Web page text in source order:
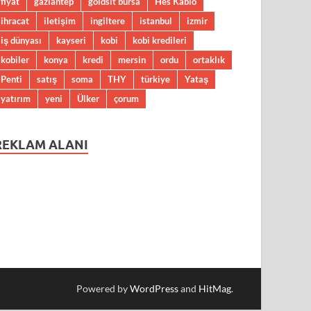
ihracat
iletişim ingiltere istanbul
izmir
iş dünyası
kayseri kobi
kobi kredileri
kobiler
konya kredi mersin ordu
ortaklık
Penti
satış soma THY türkiye
Yataş
yatırım
yeni Ülker çorum
ALANI
Powered byWordPressand HitMag.